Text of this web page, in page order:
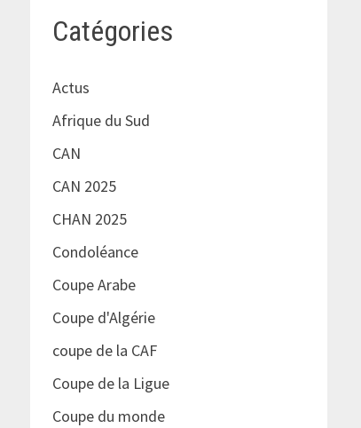
Catégories
Actus
Afrique du Sud
CAN
CAN 2025
CHAN 2025
Condoléance
Coupe Arabe
Coupe d'Algérie
coupe de la CAF
Coupe de la Ligue
Coupe du monde